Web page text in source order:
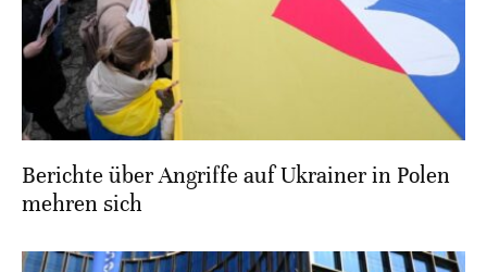
Berichte über Angriffe auf Ukrainer in Polen
mehren sich